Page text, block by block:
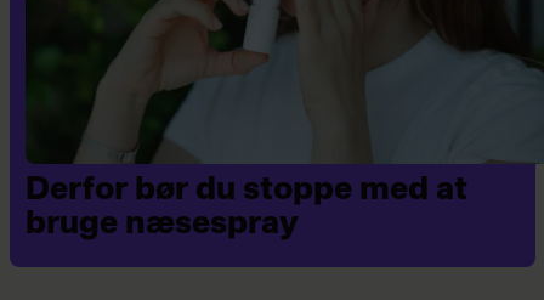
Derfor bør du stoppe med at
bruge næsespray